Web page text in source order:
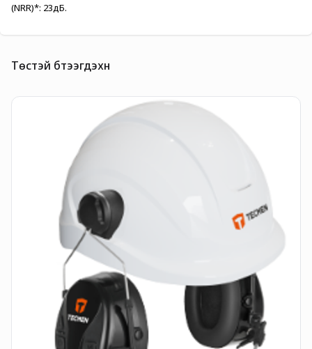
(NRR)*: 23дБ.
Төстэй бүтээгдэхүүн